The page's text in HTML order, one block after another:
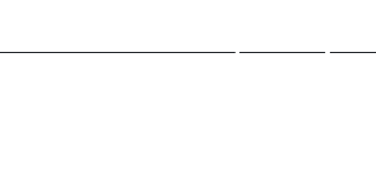
nait sous les